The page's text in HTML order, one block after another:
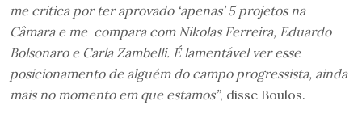
me critica por ter aprovado ‘apenas’ 5 projetos na
Câmara e me compara com Nikolas Ferreira, Eduardo
Bolsonaro e Carla Zambelli. É lamentável ver esse
posicionamento de alguém do campo progressista, ainda
mais no momento em que estamos”, disse Boulos.